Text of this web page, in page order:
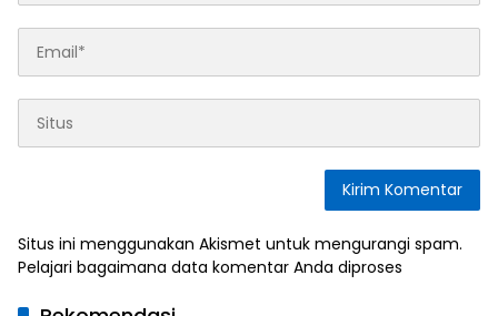
Situs ini menggunakan Akismet untuk mengurangi spam.
Pelajari bagaimana data komentar Anda diproses